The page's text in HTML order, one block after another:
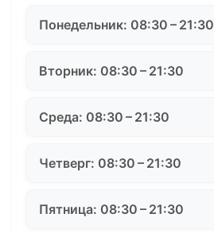
Понедельник: 08:30 – 21:30
Вторник: 08:30 – 21:30
Среда: 08:30 – 21:30
Четверг: 08:30 – 21:30
Пятница: 08:30 – 21:30